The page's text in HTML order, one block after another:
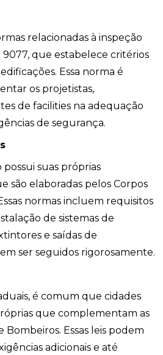
relacionadas à inspeção
que estabelece critérios
Essa norma é
os projetistas,
de facilities na adequação
de segurança.
possui suas próprias
são elaboradas pelos Corpos
normas incluem requisitos
de sistemas de
e saídas de
ser seguidos rigorosamente.
é comum que cidades
que complementam as
Essas leis podem
adicionais e até